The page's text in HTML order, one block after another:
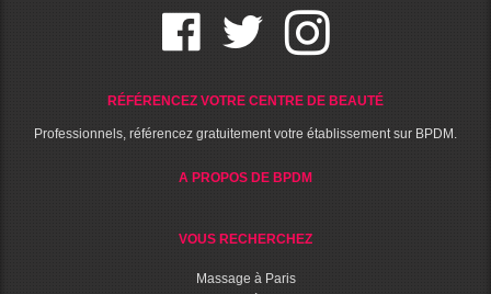
RÉFÉRENCEZ VOTRE CENTRE DE BEAUTÉ
Professionnels, référencez gratuitement votre établissement sur BPDM.
A PROPOS DE BPDM
VOUS RECHERCHEZ
Massage à Paris